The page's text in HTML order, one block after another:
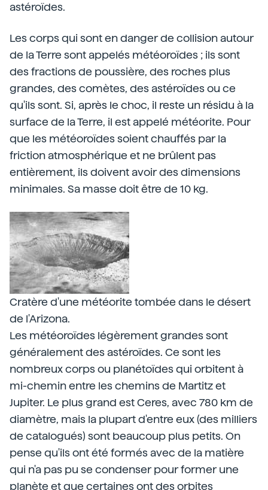
astéroïdes.
Les corps qui sont en danger de collision autour
de la Terre sont appelés météoroïdes ; ils sont
des fractions de poussière, des roches plus
grandes, des comètes, des astéroïdes ou ce
qu'ils sont. Si, après le choc, il reste un résidu à la
surface de la Terre, il est appelé météorite. Pour
que les météoroïdes soient chauffés par la
friction atmosphérique et ne brûlent pas
entièrement, ils doivent avoir des dimensions
minimales. Sa masse doit être de 10 kg.
Cratère d'une météorite tombée dans le désert
de l'Arizona.
Les météoroïdes légèrement grandes sont
généralement des astéroïdes. Ce sont les
nombreux corps ou planétoïdes qui orbitent à
mi-chemin entre les chemins de Martitz et
Jupiter. Le plus grand est Ceres, avec 780 km de
diamètre, mais la plupart d'entre eux (des milliers
de catalogués) sont beaucoup plus petits. On
pense qu'ils ont été formés avec de la matière
qui n'a pas pu se condenser pour former une
planète et que certaines ont des orbites